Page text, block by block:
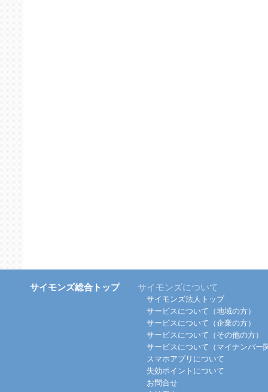
サイモンズ総合トップ サイモンズについて
サイモンズ法人トップ
サービスについて（地域の方）
サービスについて（企業の方）
サービスについて（その他の方）
サービスについて（マイナンバー
スマホアプリについて
失効ポイントについて
お問合せ